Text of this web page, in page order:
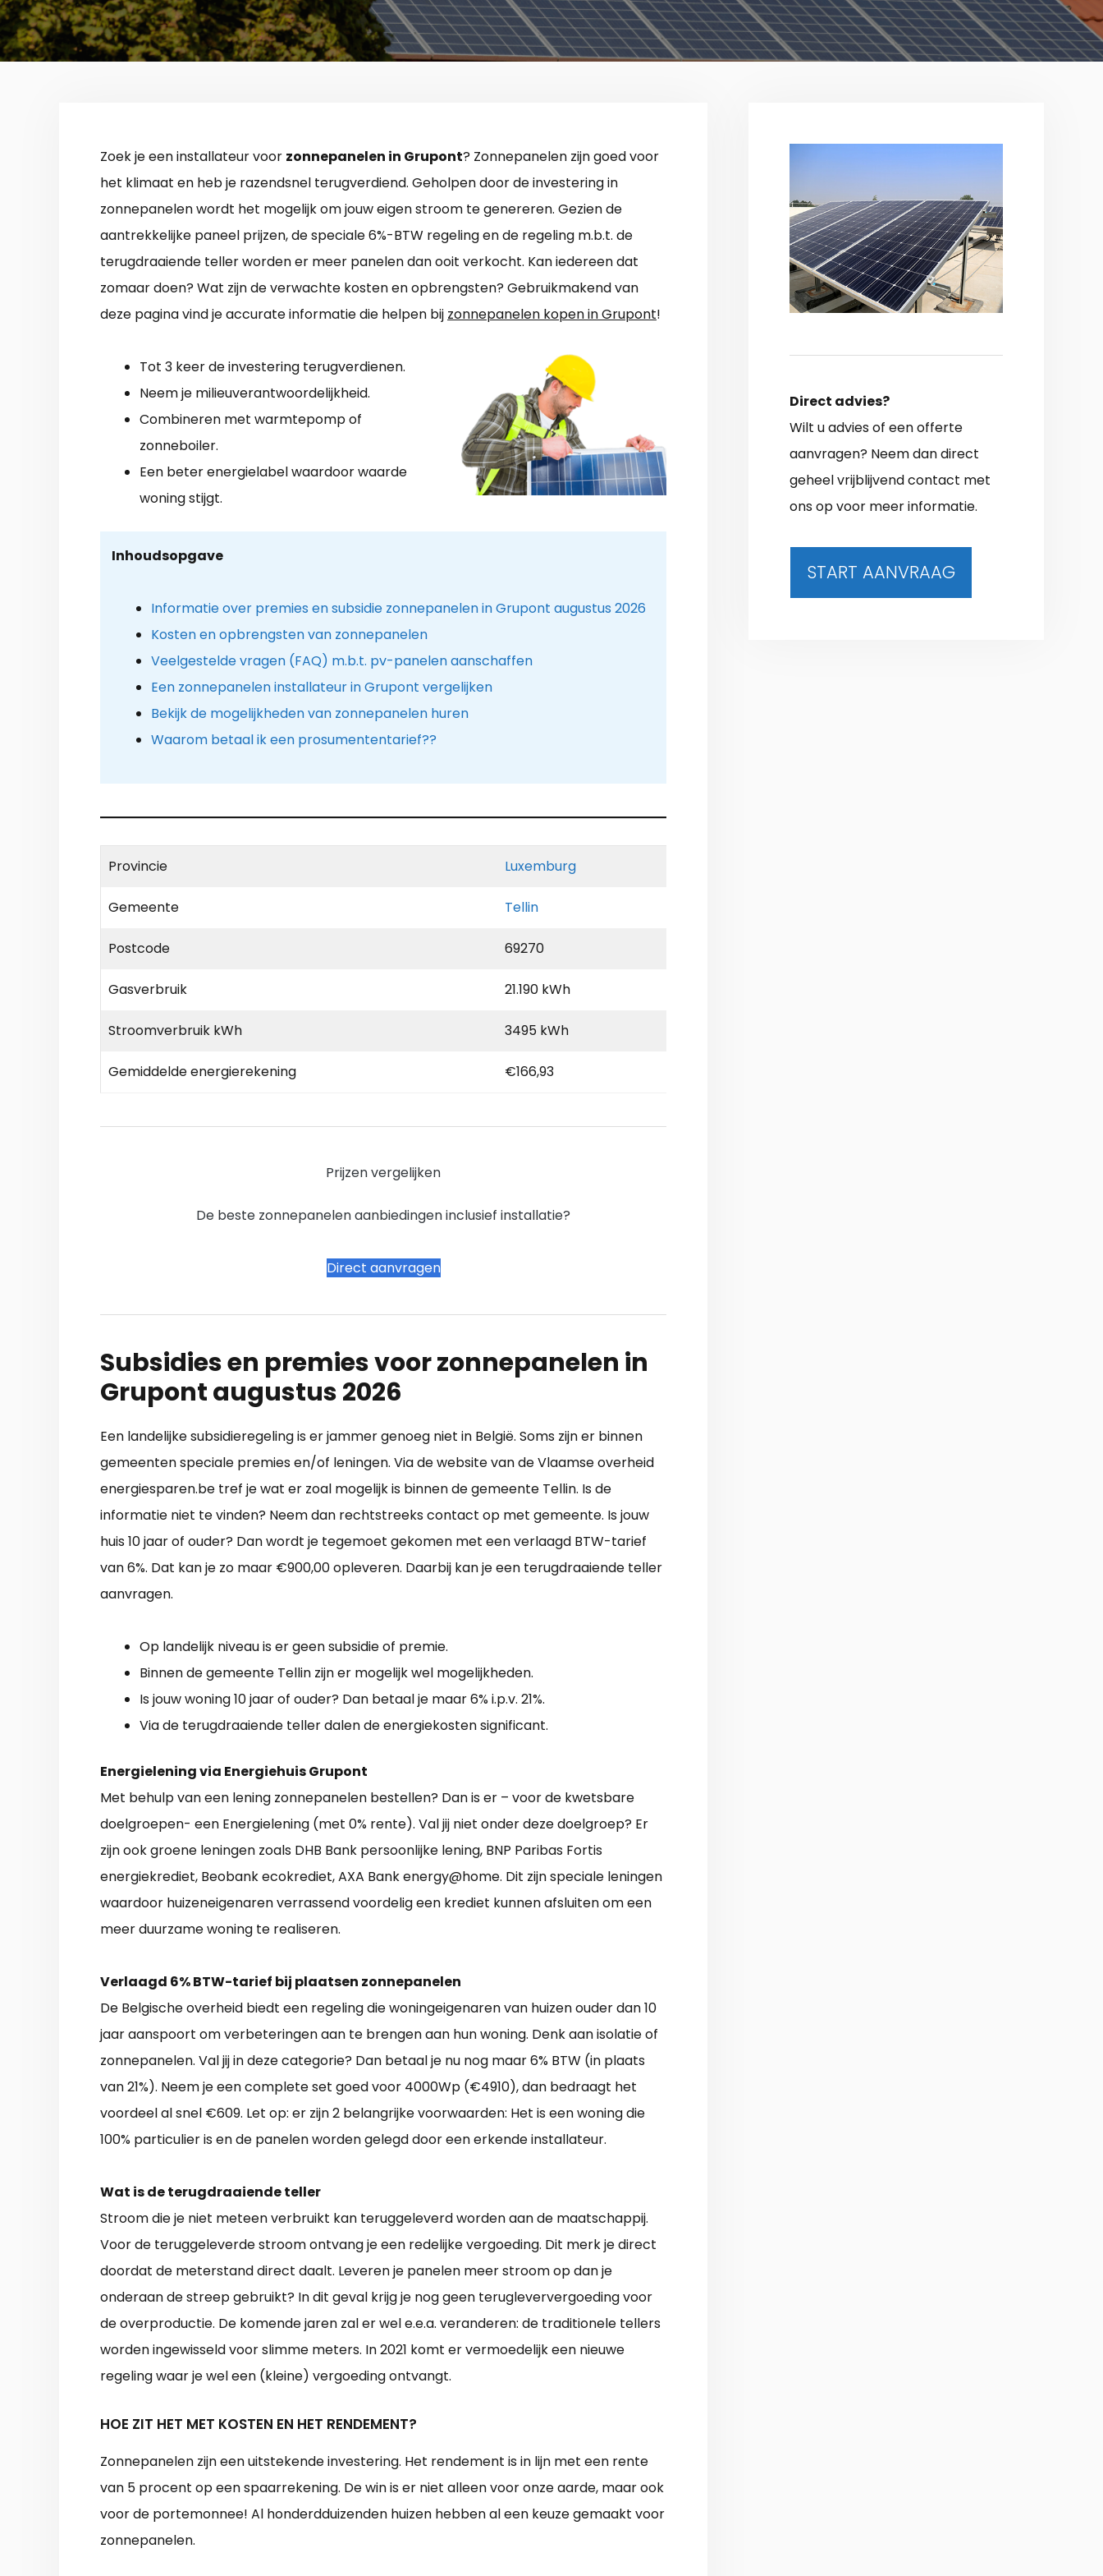
Zoek je een installateur voor zonnepanelen in Grupont? Zonnepanelen zijn goed voor
het klimaat en heb je razendsnel terugverdiend. Geholpen door de investering in
zonnepanelen wordt het mogelijk om jouw eigen stroom te genereren. Gezien de
aantrekkelijke paneel prijzen, de speciale 6%-BTW regeling en de regeling m.b.t. de
terugdraaiende teller worden er meer panelen dan ooit verkocht. Kan iedereen dat
zomaar doen? Wat zijn de verwachte kosten en opbrengsten? Gebruikmakend van
deze pagina vind je accurate informatie die helpen bij zonnepanelen kopen in Grupont!
Tot 3 keer de investering terugverdienen.
Neem je milieuverantwoordelijkheid.
Combineren met warmtepomp of
zonneboiler.
Een beter energielabel waardoor waarde
woning stijgt.
Inhoudsopgave
Informatie over premies en subsidie zonnepanelen in Grupont augustus 2026
Kosten en opbrengsten van zonnepanelen
Veelgestelde vragen (FAQ) m.b.t. pv-panelen aanschaffen
Een zonnepanelen installateur in Grupont vergelijken
Bekijk de mogelijkheden van zonnepanelen huren
Waarom betaal ik een prosumententarief??
Provincie Luxemburg
Gemeente Tellin
Postcode 69270
Gasverbruik 21.190 kWh
Stroomverbruik kWh 3495 kWh
Gemiddelde energierekening €166,93
Prijzen vergelijken
De beste zonnepanelen aanbiedingen inclusief installatie?
Direct aanvragen
Subsidies en premies voor zonnepanelen in
Grupont augustus 2026
Een landelijke subsidieregeling is er jammer genoeg niet in België. Soms zijn er binnen
gemeenten speciale premies en/of leningen. Via de website van de Vlaamse overheid
energiesparen.be tref je wat er zoal mogelijk is binnen de gemeente Tellin. Is de
informatie niet te vinden? Neem dan rechtstreeks contact op met gemeente. Is jouw
huis 10 jaar of ouder? Dan wordt je tegemoet gekomen met een verlaagd BTW-tarief
van 6%. Dat kan je zo maar €900,00 opleveren. Daarbij kan je een terugdraaiende teller
aanvragen.
Op landelijk niveau is er geen subsidie of premie.
Binnen de gemeente Tellin zijn er mogelijk wel mogelijkheden.
Is jouw woning 10 jaar of ouder? Dan betaal je maar 6% i.p.v. 21%.
Via de terugdraaiende teller dalen de energiekosten significant.
Energielening via Energiehuis Grupont
Met behulp van een lening zonnepanelen bestellen? Dan is er – voor de kwetsbare
doelgroepen- een Energielening (met 0% rente). Val jij niet onder deze doelgroep? Er
zijn ook groene leningen zoals DHB Bank persoonlijke lening, BNP Paribas Fortis
energiekrediet, Beobank ecokrediet, AXA Bank energy@home. Dit zijn speciale leningen
waardoor huizeneigenaren verrassend voordelig een krediet kunnen afsluiten om een
meer duurzame woning te realiseren.
Verlaagd 6% BTW-tarief bij plaatsen zonnepanelen
De Belgische overheid biedt een regeling die woningeigenaren van huizen ouder dan 10
jaar aanspoort om verbeteringen aan te brengen aan hun woning. Denk aan isolatie of
zonnepanelen. Val jij in deze categorie? Dan betaal je nu nog maar 6% BTW (in plaats
van 21%). Neem je een complete set goed voor 4000Wp (€4910), dan bedraagt het
voordeel al snel €609. Let op: er zijn 2 belangrijke voorwaarden: Het is een woning die
100% particulier is en de panelen worden gelegd door een erkende installateur.
Wat is de terugdraaiende teller
Stroom die je niet meteen verbruikt kan teruggeleverd worden aan de maatschappij.
Voor de teruggeleverde stroom ontvang je een redelijke vergoeding. Dit merk je direct
doordat de meterstand direct daalt. Leveren je panelen meer stroom op dan je
onderaan de streep gebruikt? In dit geval krijg je nog geen terugleververgoeding voor
de overproductie. De komende jaren zal er wel e.e.a. veranderen: de traditionele tellers
worden ingewisseld voor slimme meters. In 2021 komt er vermoedelijk een nieuwe
regeling waar je wel een (kleine) vergoeding ontvangt.
HOE ZIT HET MET KOSTEN EN HET RENDEMENT?
Zonnepanelen zijn een uitstekende investering. Het rendement is in lijn met een rente
van 5 procent op een spaarrekening. De win is er niet alleen voor onze aarde, maar ook
voor de portemonnee! Al honderdduizenden huizen hebben al een keuze gemaakt voor
zonnepanelen.
Direct advies?
Wilt u advies of een offerte
aanvragen? Neem dan direct
geheel vrijblijvend contact met
ons op voor meer informatie.
START AANVRAAG